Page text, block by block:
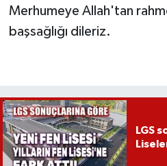
Merhumeye Allah'tan
başsağlığı dileriz.
LGS